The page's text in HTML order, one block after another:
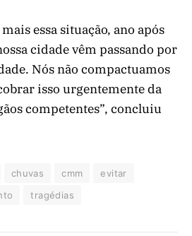
essa situação, ano após
cidade vêm passando por
Nós não compactuamos
isso urgentemente da
competentes”, concluiu
chuvas cmm
evitar
tragédias